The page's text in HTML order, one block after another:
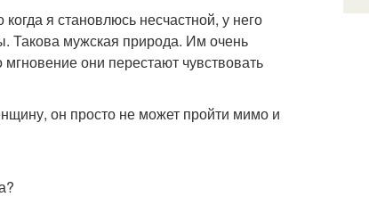
я становлюсь несчастной, у него
Такова мужская природа. Им очень
они перестают чувствовать
он просто не может пройти мимо и